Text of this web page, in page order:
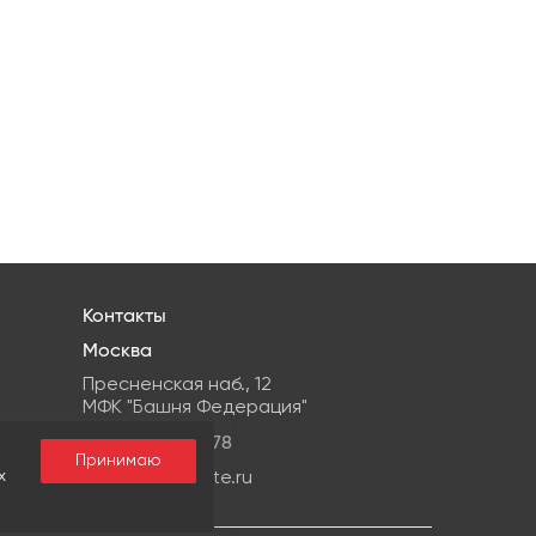
Контакты
Москва
Пресненская наб., 12
МФК "Башня Федерация"
+7 499959-08-78
info@ipg-estate.ru
Принимаю